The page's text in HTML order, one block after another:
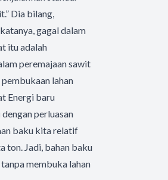
Dia bilang,
gagal dalam
itu adalah
peremajaan sawit
lahan
Energi baru
perluasan
baku kita relatif
ton. Jadi, bahan baku
membuka lahan